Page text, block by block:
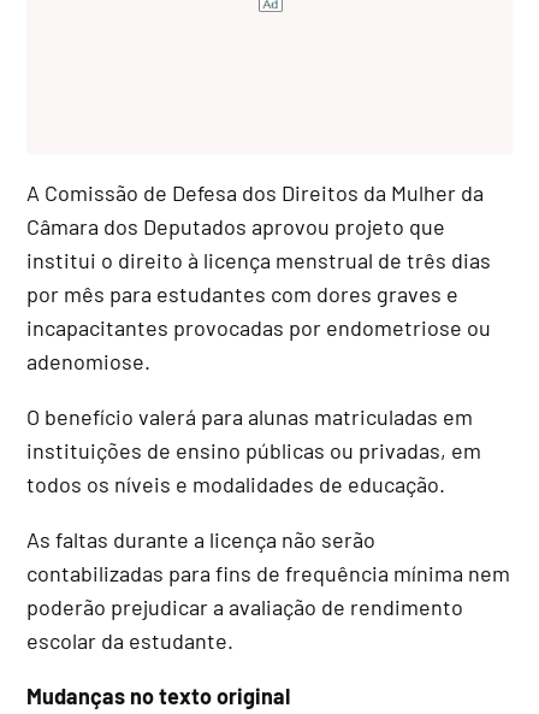
A Comissão de Defesa dos Direitos da Mulher da
Câmara dos Deputados aprovou projeto que
institui o direito à licença menstrual de três dias
por mês para estudantes com dores graves e
incapacitantes provocadas por endometriose ou
adenomiose.
O benefício valerá para alunas matriculadas em
instituições de ensino públicas ou privadas, em
todos os níveis e modalidades de educação.
As faltas durante a licença não serão
contabilizadas para fins de frequência mínima nem
poderão prejudicar a avaliação de rendimento
escolar da estudante.
Mudanças no texto original